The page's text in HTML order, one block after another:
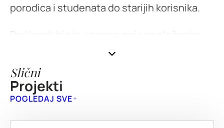
porodica i studenata do starijih korisnika.
višespratnim objektima.
nailazili na ograničen pristup
instalacionim otvorima i preopterećene
elektro, bakarne i koaksijalne sisteme, pa
isplanirana. Dodatne izazove predstavljali
Slični
Projekti
POGLEDAJ SVE